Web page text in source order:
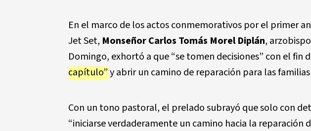
En el marco de los actos conmemorativos por el primer
Jet Set, Monseñor Carlos Tomás Morel Diplán,
Domingo, exhortó a que “se tomen decisiones” con el fin
capítulo”y abrir un camino de reparación para las
Con un tono pastoral, el prelado subrayó que solo con
“iniciarse verdaderamente un camino hacia la reparación